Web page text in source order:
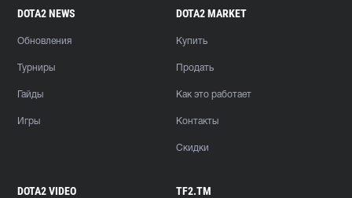
DOTA2 NEWS
Обновления
Турниры
Гайды
Игры
DOTA2 MARKET
Купить
Продать
Как это работает
Контакты
Скидки
DOTA2 VIDEO TF2.TM